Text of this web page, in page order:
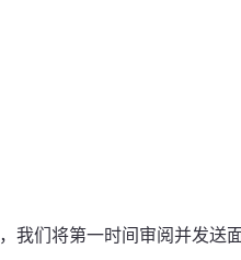
，我们将第一时间审阅并发送